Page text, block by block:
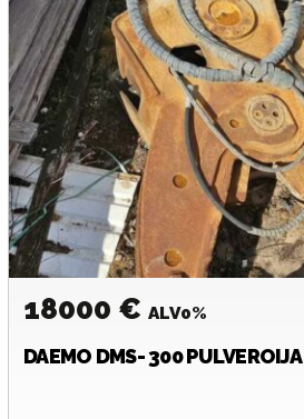
18000 € ALV0%
DAEMO DMS- 300 PULVEROIJA